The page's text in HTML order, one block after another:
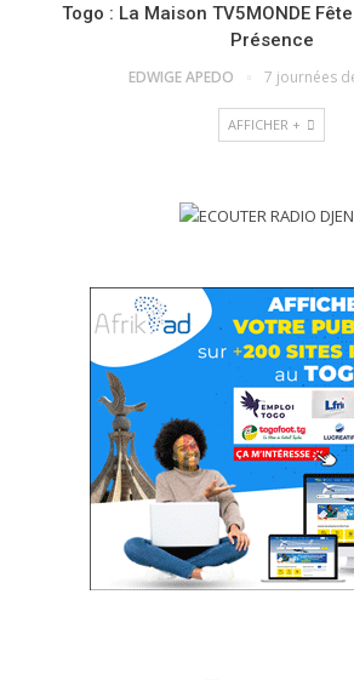
Togo : La Maison TV5MONDE
Présence
EDWIGE APEDO 7 journées
AFFICHER +